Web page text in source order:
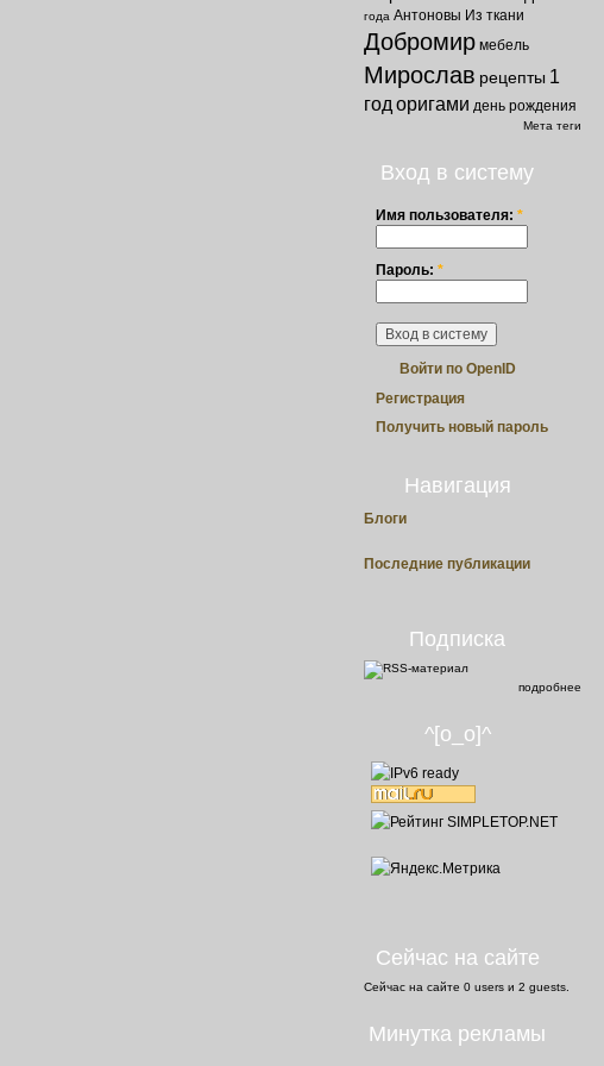
года Антоновы Из ткани
Добромир мебель
Мирослав рецепты 1
год оригами день рождения
Мета теги
Вход в систему
Имя пользователя: *
Пароль: *
Войти по OpenID
Регистрация
Получить новый пароль
Навигация
Блоги
Последние публикации
Подписка
подробнее
^[o_o]^
Сейчас на сайте
Сейчас на сайте 0 users и 2 guests
Минутка рекламы